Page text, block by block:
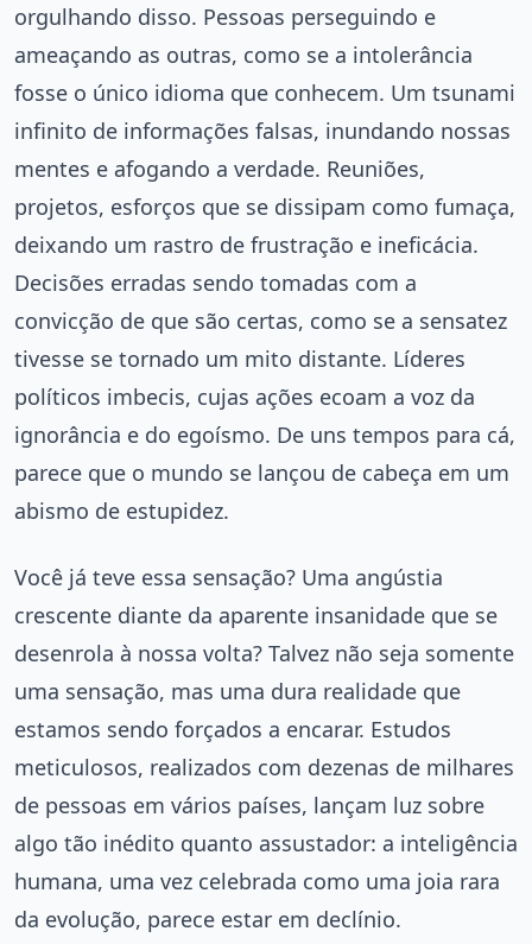
orgulhando disso. Pessoas perseguindo e
ameaçando as outras, como se a intolerância
fosse o único idioma que conhecem. Um tsunami
infinito de informações falsas, inundando nossas
mentes e afogando a verdade. Reuniões,
projetos, esforços que se dissipam como fumaça,
deixando um rastro de frustração e ineficácia.
Decisões erradas sendo tomadas com a
convicção de que são certas, como se a sensatez
tivesse se tornado um mito distante. Líderes
políticos imbecis, cujas ações ecoam a voz da
ignorância e do egoísmo. De uns tempos para cá,
parece que o mundo se lançou de cabeça em um
abismo de estupidez.
Você já teve essa sensação? Uma angústia
crescente diante da aparente insanidade que se
desenrola à nossa volta? Talvez não seja somente
uma sensação, mas uma dura realidade que
estamos sendo forçados a encarar. Estudos
meticulosos, realizados com dezenas de milhares
de pessoas em vários países, lançam luz sobre
algo tão inédito quanto assustador: a inteligência
humana, uma vez celebrada como uma joia rara
da evolução, parece estar em declínio.